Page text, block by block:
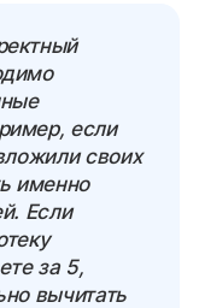
если
своих
именно
Если
за 5,
вычитать